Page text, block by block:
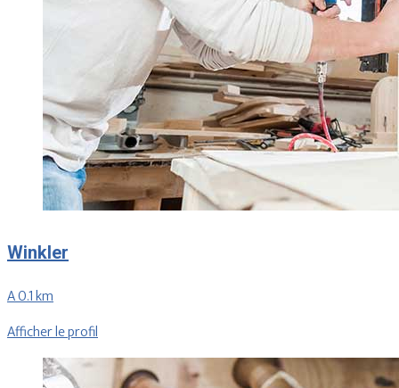
Winkler
A 0.1 km
Afficher le profil